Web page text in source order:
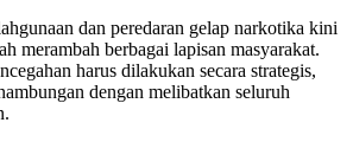
dan peredaran gelap narkotika kini
merambah berbagai lapisan masyarakat.
harus dilakukan secara strategis,
dengan melibatkan seluruh